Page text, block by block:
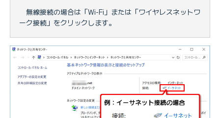
無線接続の場合は「Wi-Fi」または「ワイヤレスネットワ
ーク接続」をクリックします。